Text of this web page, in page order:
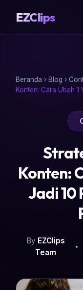
EZClips
Beranda › Blog ›
Konten: Cara Ubah 1
Konten:
Jadi 10
By EZClips
Team